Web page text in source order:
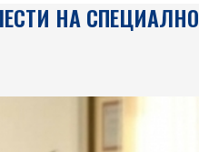
НА СПЕЦИАЛНО